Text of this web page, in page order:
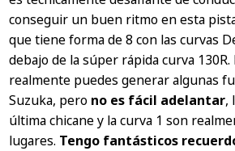
conseguir un buen ritmo en esta
que tiene forma de 8 con las curvas
debajo de la súper rápida curva 130R.
realmente puedes generar algunas
Suzuka, pero no es fácil adelantar,
última chicane y la curva 1 son
lugares. Tengo fantásticos